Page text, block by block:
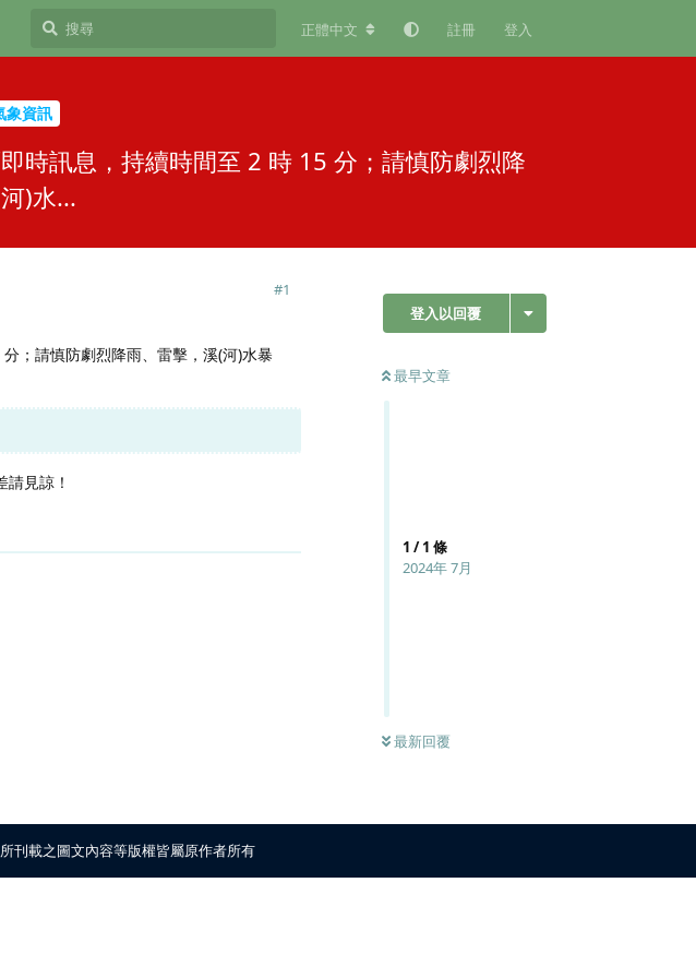
正體中文 註冊 登入
象資訊
時訊息，持續時間至 2 時 15 分；請慎防劇烈降
)水...
登入以回覆
最早文章
1 /1 條
2024年 7月
最新回覆
#1
；請慎防劇烈降雨、雷擊，溪(河)水暴
見諒！
所刊載之圖文內容等版權皆屬原作者所有